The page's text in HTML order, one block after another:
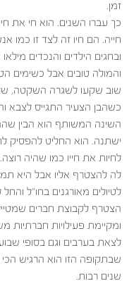
זמן.
כך עברו השנים. הוא חי את
חייה. הם חיו זה לצד זו כמו
ובחגים הילדים והנכדים
והמולה טובים אבל כשימים
שוב שקעו לשגרה השקטה,
כשהבן הצעיר התגייס לצבא
השינה המשותף הוא הבין
ישתנה. הוא החליט להפסיק
לחיות את חייו כמו שהיה
לה להצטרף אליו אבל היא
לטיולים מאורגנים בחו"ל
הצטרף לקבוצת חברים
ומקיימת פעילויות חברתיות
לצאת בערבים וגם בסופי
שבתקופה הזו הוא הרגיש
שנים רבות.